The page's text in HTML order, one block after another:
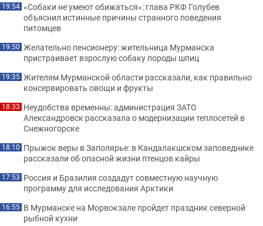
19:54 «Собаки не умеют обижаться»: глава РКФ Голубев
объяснил истинные причины странного поведения
питомцев
19:50 Желательно пенсионеру: жительница Мурманска
пристраивает взрослую собаку породы шпиц
19:35 Жителям Мурманской области рассказали, как правильно
консервировать овощи и фрукты
18:33 Неудобства временны: администрация ЗАТО
Александровск рассказала о модернизации теплосетей в
Снежногорске
18:10 Прыжок веры в Заполярье: в Кандалакшском заповеднике
рассказали об опасной жизни птенцов кайры
17:53 Россия и Бразилия создадут совместную научную
программу для исследования Арктики
16:55 В Мурманске на Морвокзале пройдет праздник северной
рыбной кухни